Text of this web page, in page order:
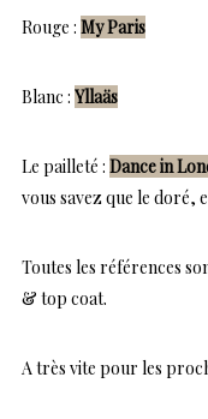
Rouge : My Paris
Blanc : Yllaäs
Le pailleté : Dance in
vous savez que le doré,
Toutes les références
& top coat.
A très vite pour les